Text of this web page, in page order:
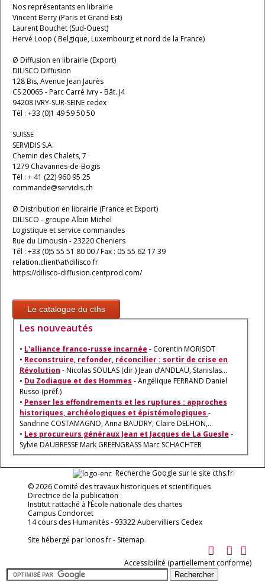
Nos représentants en librairie
Vincent Berry (Paris et Grand Est)
Laurent Bouchet (Sud-Ouest)
Hervé Loop ( Belgique, Luxembourg et nord de la France)
Ø Diffusion en librairie (Export)
DILISCO Diffusion
128 Bis, Avenue Jean Jaurès
CS 20065 - Parc Carré Ivry - Bât. J4
94208 IVRY-SUR-SEINE cedex
Tél : +33 (0)1 49 59 50 50
SUISSE
SERVIDIS S.A.
Chemin des Chalets, 7
1279 Chavannes-de-Bogis
Tél : + 41 (22) 960 95 25
commande@servidis.ch
Ø Distribution en librairie (France et Export)
DILISCO - groupe Albin Michel
Logistique et service commandes
Rue du Limousin - 23220 Cheniers
Tél : +33 (0)5 55 51 80 00 / Fax : 05 55 62 17 39
relation.client\at\dilisco.fr
https://dilisco-diffusion.centprod.com/
Le catalogue du cths
Les nouveautés
• L'alliance franco-russe incarnée - Corentin MORISOT
• Reconstruire, refonder, réconcilier : sortir de crise en
Révolution - Nicolas SOULAS (dir.) Jean d’ANDLAU, Stanislas…
• Du Zodiaque et des Hommes - Angélique FERRAND Daniel
Russo (préf.)
• Penser les effondrements et les ruptures : approches
historiques, archéologiques et épistémologiques -
Sandrine COSTAMAGNO, Anna BAUDRY, Claire DELHON,…
• Les procureurs généraux Jean et Jacques de La Guesle -
Sylvie DAUBRESSE Mark GREENGRASS Marc SCHACHTER
© 2026 Comité des travaux historiques et scientifiques
Directrice de la publication :
Institut rattaché à l’École nationale des chartes
Campus Condorcet
14 cours des Humanités - 93322 Aubervilliers Cedex
Site hébergé parionos.fr- Sitemap
Accessibilité (partiellement conforme)
Recherche Google sur le site cths.fr: